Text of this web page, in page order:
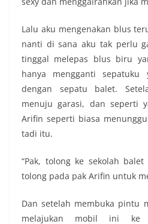
Lalu aku mengenakan blus
nanti di sana aku tak perlu
tinggal melepas blus biru
hanya mengganti sepatuku
dengan sepatu balet.
menuju garasi, dan seperti
Arifin seperti biasa
tadi itu.
“Pak, tolong ke sekolah
tolong pada pak Arifin untuk
Dan setelah membuka pintu
melajukan mobil ini ke